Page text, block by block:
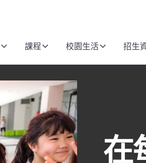
課程 校園生活 招生
在